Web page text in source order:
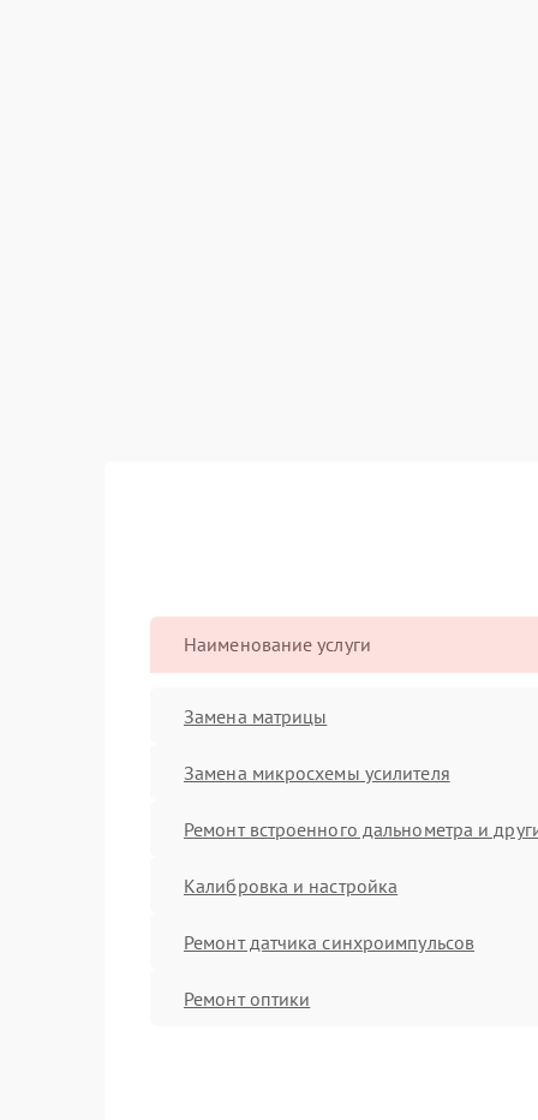
Наименование услуги
Замена матрицы
Замена микросхемы усилителя
Ремонт встроенного дальнометра и
Калибровка и настройка
Ремонт датчика синхроимпульсов
Ремонт оптики